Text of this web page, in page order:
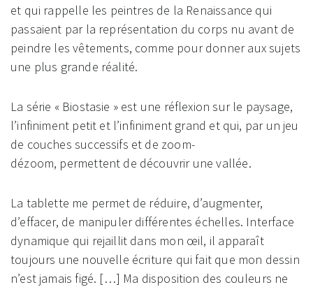
et qui rappelle les peintres de la Renaissance qui
passaient par la représentation du corps nu avant de
peindre les vêtements, comme pour donner aux sujets
une plus grande réalité.
La série « Biostasie » est une réflexion sur le paysage,
l’infiniment petit et l’infiniment grand et qui, par un jeu
de couches successifs et de zoom-
dézoom, permettent de découvrir une vallée.
La tablette me permet de réduire, d’augmenter,
d’effacer, de manipuler différentes échelles. Interface
dynamique qui rejaillit dans mon œil, il apparaît
toujours une nouvelle écriture qui fait que mon dessin
n’est jamais figé. […] Ma disposition des couleurs ne